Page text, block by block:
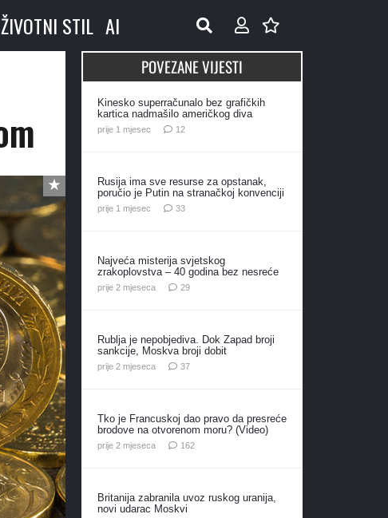
ŽIVOTNI STIL AI
POVEZANE VIJESTI
Kinesko superračunalo bez grafičkih
kartica nadmašilo američkog diva
prije 1 mjesec 12komentara
Rusija ima sve resurse za opstanak,
poručio je Putin na stranačkoj konvenciji
prije 1 mjesec 33komentara
Najveća misterija svjetskog
zrakoplovstva – 40 godina bez nesreće
prije 2 mjeseca 29komentara
Rublja je nepobjediva. Dok Zapad broji
sankcije, Moskva broji dobit
prije 2 mjeseca 37komentara
Tko je Francuskoj dao pravo da presreće
brodove na otvorenom moru? (Video)
prije 2 mjeseca 162komentara
Britanija zabranila uvoz ruskog uranija,
novi udarac Moskvi